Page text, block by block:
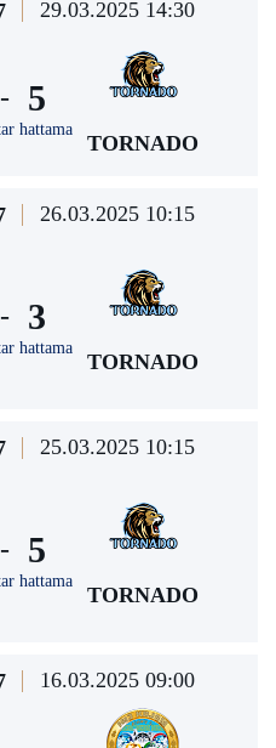
29.03.2025 14:30
-
hattama
5
TORNADO
26.03.2025 10:15
-
hattama
3
TORNADO
25.03.2025 10:15
-
hattama
5
TORNADO
16.03.2025 09:00